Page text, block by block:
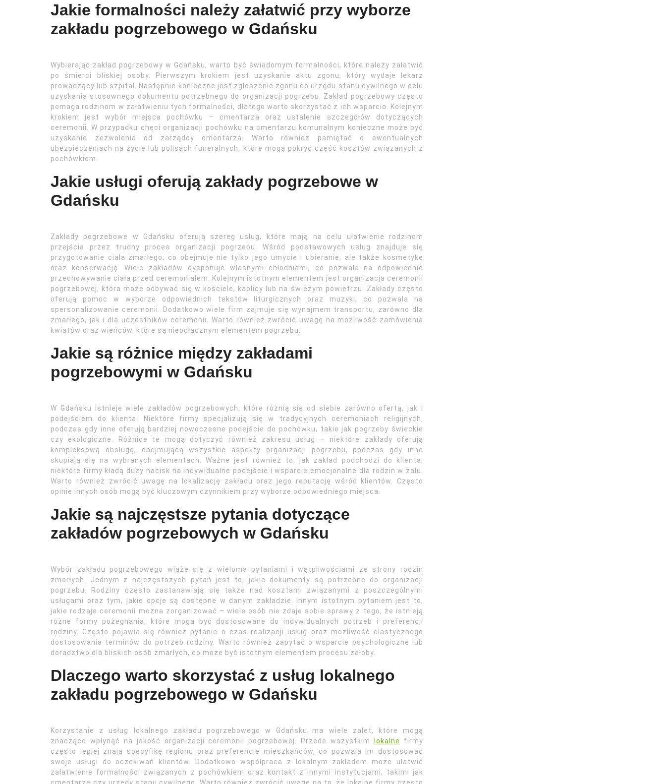
Jakie formalności należy załatwić przy wyborze
zakładu pogrzebowego w Gdańsku
Wybierając zakład pogrzebowy w Gdańsku, warto być świadomym formalności, które należy załatwić
po śmierci bliskiej osoby. Pierwszym krokiem jest uzyskanie aktu zgonu, który wydaje lekarz
prowadzący lub szpital. Następnie konieczne jest zgłoszenie zgonu do urzędu stanu cywilnego w celu
uzyskania stosownego dokumentu potrzebnego do organizacji pogrzebu. Zakład pogrzebowy często
pomaga rodzinom w załatwieniu tych formalności, dlatego warto skorzystać z ich wsparcia. Kolejnym
krokiem jest wybór miejsca pochówku – cmentarza oraz ustalenie szczegółów dotyczących
ceremonii. W przypadku chęci organizacji pochówku na cmentarzu komunalnym konieczne może być
uzyskanie zezwolenia od zarządcy cmentarza. Warto również pamiętać o ewentualnych
ubezpieczeniach na życie lub polisach funeralnych, które mogą pokryć część kosztów związanych z
pochówkiem.
Jakie usługi oferują zakłady pogrzebowe w
Gdańsku
Zakłady pogrzebowe w Gdańsku oferują szereg usług, które mają na celu ułatwienie rodzinom
przejścia przez trudny proces organizacji pogrzebu. Wśród podstawowych usług znajduje się
przygotowanie ciała zmarłego, co obejmuje nie tylko jego umycie i ubieranie, ale także kosmetykę
oraz konserwację. Wiele zakładów dysponuje własnymi chłodniami, co pozwala na odpowiednie
przechowywanie ciała przed ceremoniałem. Kolejnym istotnym elementem jest organizacja ceremonii
pogrzebowej, która może odbywać się w kościele, kaplicy lub na świeżym powietrzu. Zakłady często
oferują pomoc w wyborze odpowiednich tekstów liturgicznych oraz muzyki, co pozwala na
spersonalizowanie ceremonii. Dodatkowo wiele firm zajmuje się wynajmem transportu, zarówno dla
zmarłego, jak i dla uczestników ceremonii. Warto również zwrócić uwagę na możliwość zamówienia
kwiatów oraz wieńców, które są nieodłącznym elementem pogrzebu.
Jakie są różnice między zakładami
pogrzebowymi w Gdańsku
W Gdańsku istnieje wiele zakładów pogrzebowych, które różnią się od siebie zarówno ofertą, jak i
podejściem do klienta. Niektóre firmy specjalizują się w tradycyjnych ceremoniach religijnych,
podczas gdy inne oferują bardziej nowoczesne podejście do pochówku, takie jak pogrzeby świeckie
czy ekologiczne. Różnice te mogą dotyczyć również zakresu usług – niektóre zakłady oferują
kompleksową obsługę, obejmującą wszystkie aspekty organizacji pogrzebu, podczas gdy inne
skupiają się na wybranych elementach. Ważne jest również to, jak zakład podchodzi do klienta;
niektóre firmy kładą duży nacisk na indywidualne podejście i wsparcie emocjonalne dla rodzin w żalu.
Warto również zwrócić uwagę na lokalizację zakładu oraz jego reputację wśród klientów. Często
opinie innych osób mogą być kluczowym czynnikiem przy wyborze odpowiedniego miejsca.
Jakie są najczęstsze pytania dotyczące
zakładów pogrzebowych w Gdańsku
Wybór zakładu pogrzebowego wiąże się z wieloma pytaniami i wątpliwościami ze strony rodzin
zmarłych. Jednym z najczęstszych pytań jest to, jakie dokumenty są potrzebne do organizacji
pogrzebu. Rodziny często zastanawiają się także nad kosztami związanymi z poszczególnymi
usługami oraz tym, jakie opcje są dostępne w danym zakładzie. Innym istotnym pytaniem jest to,
jakie rodzaje ceremonii można zorganizować – wiele osób nie zdaje sobie sprawy z tego, że istnieją
różne formy pożegnania, które mogą być dostosowane do indywidualnych potrzeb i preferencji
rodziny. Często pojawia się również pytanie o czas realizacji usług oraz możliwość elastycznego
dostosowania terminów do potrzeb rodziny. Warto również zapytać o wsparcie psychologiczne lub
doradztwo dla bliskich osób zmarłych, co może być istotnym elementem procesu żałoby.
Dlaczego warto skorzystać z usług lokalnego
zakładu pogrzebowego w Gdańsku
Korzystanie z usług lokalnego zakładu pogrzebowego w Gdańsku ma wiele zalet, które mogą
znacząco wpłynąć na jakość organizacji ceremonii pogrzebowej. Przede wszystkim
lokalne
firmy
często lepiej znają specyfikę regionu oraz preferencje mieszkańców, co pozwala im dostosować
swoje usługi do oczekiwań klientów. Dodatkowo współpraca z lokalnym zakładem może ułatwić
załatwienie formalności związanych z pochówkiem oraz kontakt z innymi instytucjami, takimi jak